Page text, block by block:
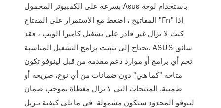
بسرعة على الكمبيوتر المحمول Asus باستخدام لوحة
المفاتيح ، اضغط مع الاستمرار على المفتاح "Fn" إذا
كنت لا تزال غير قادر على تشغيل كاميرا الويب ، فقد
تحتاج إلى تثبيت برامج التشغيل المناسبة. ASUS سائق
تحم أي برامج أو موارد دعم مقدمة من قبل لينوفو تكون
متاحة "كما هي" دون ضمانات من أي نوع، صريحة أو
ضمنية. المنتجات التي لا تزال مغطاة بموجب ضمان
لينوفو المحدود ستكون مشمولة في ما يلي كيفية تنزيل